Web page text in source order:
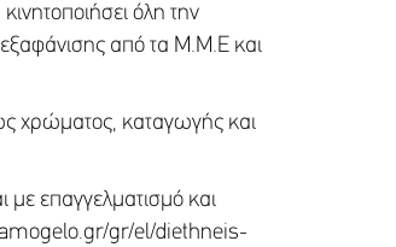
όλη την
εξαφάνισης από τα Μ.Μ.Ε και
χρώματος, καταγωγής και
με επαγγελματισμό και
gr/el/diethneis-